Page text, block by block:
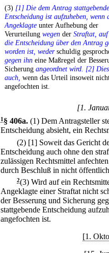
(3) [1] Die dem Antrag stattgebende
Entscheidung ist aufzuheben, wenn
Angeklagte unter Aufhebung der
Verurteilung wegen der Straftat, auf
die Entscheidung über den Antrag
worden ist, wederschuldig
gegen ihn eine Maßregel der
Sicherung angeordnet wird. [2]
auch, wenn das Urteil insoweit
angefochten ist.
[1.
1§ 406a. (1) Dem Antragsteller
Entscheidung absieht, ein
(2) [1] Soweit das Gericht
Entscheidung auch ohne den
zulässigen Rechtsmittel
durch Beschluß in nicht
2(3) Wird auf ein
Angeklagte einer Straftat nicht
der Besserung und Sicherung
stattgebende Entscheidung
angefochten ist.
[1.